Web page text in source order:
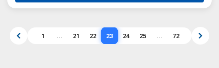
1 ... 21 22 23 24 25 ... 72